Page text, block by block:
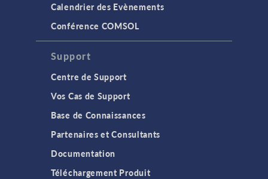
Calendrier des Evènements
Conférence COMSOL
Support
Centre de Support
Vos Cas de Support
Base de Connaissances
Partenaires et Consultants
Documentation
Téléchargement Produit